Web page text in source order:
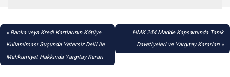
YAZI
GEZINMESI
Banka veya Kredi Kartlarının Kötüye
Kullanılması Suçunda Yetersiz Delil ile
Mahkumiyet Hakkında Yargıtay Kararı
HMK 244 Madde Kapsamında Tanık
Davetiyeleri ve Yargıtay Kararları